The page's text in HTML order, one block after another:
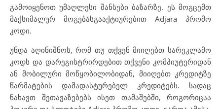
გამოიყენოთ უმაღლესი შანსები ბაზარზე. ეს მოგცემთ
მაქსიმალურ მოგებასგააქტიურებით Adjara პრომო
კოდი.
უნდა აღინიშნოს, რომ თუ თქვენ მიიღებთ სარეკლამო
კოდს და დარეგისტრირდებით თქვენი კომპიუტერიდან
ან მობილური მოწყობილობიდან, მიიღებთ კრედიტზე
წარმატების დამადასტურებელ კრედიტებს. სადაც
ნახავთ შეთავაზებებს ისეთ თამაშებში, როგორიცაა